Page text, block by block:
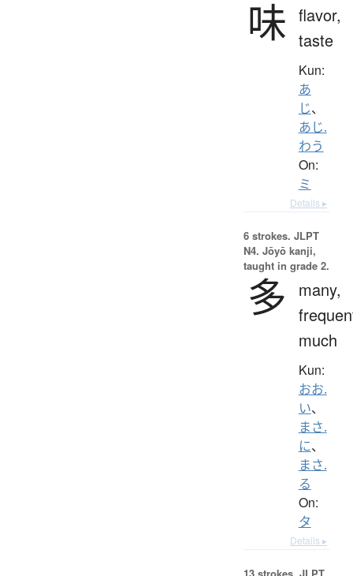
味 flavor,
taste
Kun:
あ
じ、
あじ.
わう
On:
ミ
Details ▸
6 strokes. JLPT
N4. Jōyō kanji,
taught in grade 2.
多
many,
much
Kun:
おお.
い、
まさ.
に、
まさ.
る
On:
タ
Details ▸